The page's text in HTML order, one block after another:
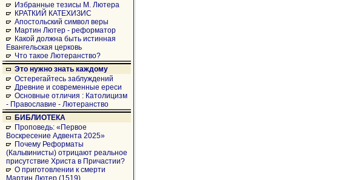
Избранные тезисы М. Лютера
КРАТКИЙ КАТЕХИЗИС
Апостольский символ веры
Мартин Лютер - реформатор
Какой должна быть истинная
Евангельская церковь
Что такое Лютеранство?
Это нужно знать каждому
Остерегайтесь заблуждений
Древние и современные ереси
Основные отличия : Католицизм
- Православие - Лютеранство
БИБЛИОТЕКА
Проповедь: «Первое
Воскресение Адвента 2025»
Почему Реформаты
(Кальвинисты) отрицают реальное
присутствие Христа в Причастии?
О приготовлении к смерти
Мартин Лютер (1519)